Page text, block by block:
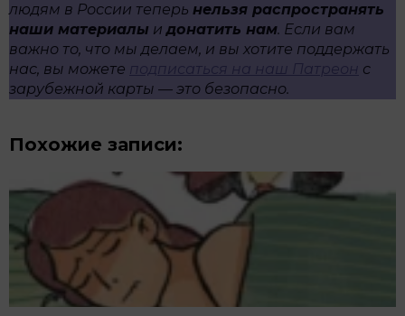
людям в России теперь нельзя распространять
наши материалы идонатить нам. Если вам
важно то, что мы делаем, и вы хотите поддержать
нас, вы можете подписаться на наш Патреон с
зарубежной карты — это безопасно.
Похожие записи: